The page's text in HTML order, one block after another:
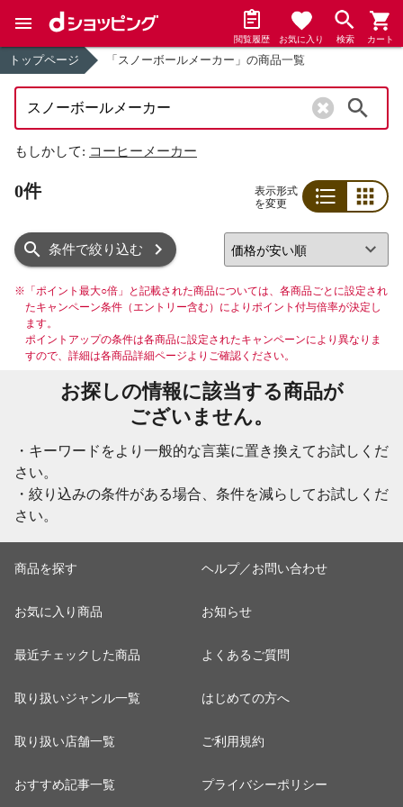
閲覧履歴 お気に入り 検索 カート
トップページ 「スノーボールメーカー」の商品一覧
もしかして: コーヒーメーカー
0件
表示形式
を変更
条件で絞り込む
※ 「ポイント最大○倍」と記載された商品については、各商品ごとに設定され
たキャンペーン条件（エントリー含む）によりポイント付与倍率が決定し
ます。
ポイントアップの条件は各商品に設定されたキャンペーンにより異なりま
すので、詳細は各商品詳細ページよりご確認ください。
お探しの情報に該当する商品が
ございません。
・キーワードをより一般的な言葉に置き換えてお試しくだ
さい。
・絞り込みの条件がある場合、条件を減らしてお試しくだ
さい。
商品を探す
お気に入り商品
最近チェックした商品
取り扱いジャンル一覧
取り扱い店舗一覧
おすすめ記事一覧
ヘルプ／お問い合わせ
お知らせ
よくあるご質問
はじめての方へ
ご利用規約
プライバシーポリシー